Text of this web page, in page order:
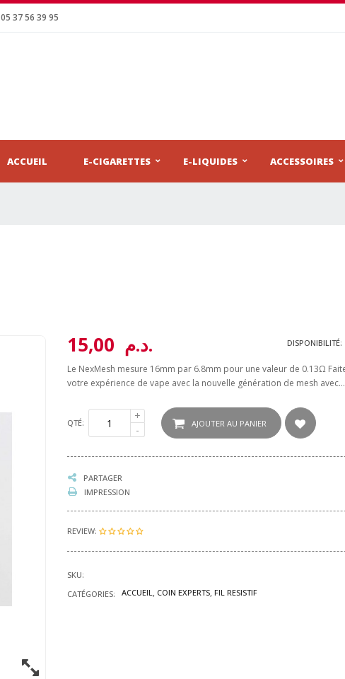
05 37 56 39 95
ACCUEIL E-CIGARETTES E-LIQUIDES ACCESSOIRES
15,00 د.م. DISPONIBILITÉ:
Le NexMesh mesure 16mm par 6.8mm pour une valeur de 0.13Ω
votre expérience de vape avec la nouvelle génération de mesh avec...
QTÉ: AJOUTER AU PANIER
PARTAGER
IMPRESSION
REVIEW:
SKU:
CATÉGORIES:
ACCUEIL COIN EXPERTS FIL RESISTIF